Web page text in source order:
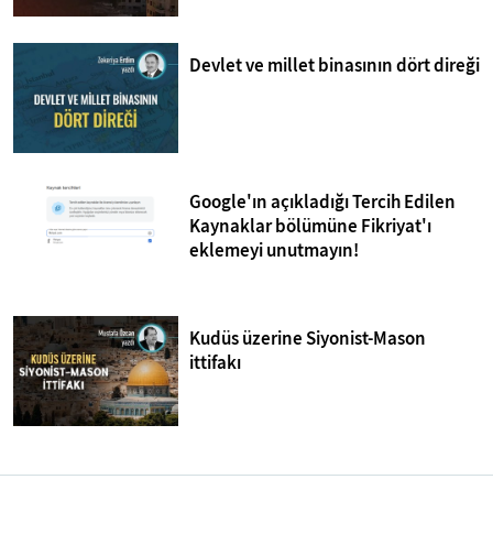
Devlet ve millet binasının dört direği
Google'ın açıkladığı Tercih Edilen
Kaynaklar bölümüne Fikriyat'ı
eklemeyi unutmayın!
Kudüs üzerine Siyonist-Mason
ittifakı